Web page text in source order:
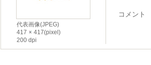
代表画像(JPEG)
417
417(pixel)
200 dpi
コメント